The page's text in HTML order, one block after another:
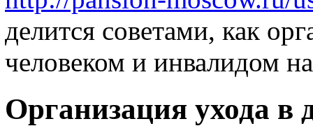
делится советами, как
человеком и инвалидом
Организация ухода в